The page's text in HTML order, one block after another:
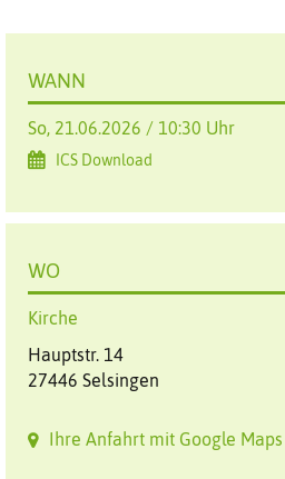
WANN
So, 21.06.2026 / 10:30 Uhr
ICS Download
WO
Kirche
Hauptstr. 14
27446 Selsingen
Ihre Anfahrt mit Google Maps